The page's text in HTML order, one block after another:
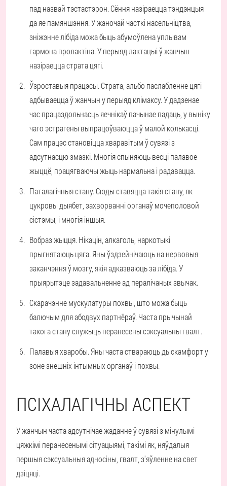
пад назвай тэстастэрон. Сёння назіраецца тэндэнцыя
да яе памяншэння. У жаночай часткі насельніцтва,
зніжэнне лібіда можа быць абумоўлена уплывам
гармона пролактіна. У перыяд лактацыі ў жанчын
назіраецца страта цягі.
Ўзроставыя працэсы.Страта, альбо паслабленне цягі
адбываецца ў жанчын у перыяд клімаксу. У дадзенае
час працаздольнасць яечнікаў пачынае падаць, у выніку
чаго эстрагены выпрацоўваюцца ў малой колькасці.
Сам працэс становіцца хваравітым ў сувязі з
адсутнасцю змазкі. Многія спыняюць весці палавое
жыццё, працягваючы жыць нармальна і радавацца.
Паталагічныя стану.Сюды ставяцца такія стану, як
цукровы дыябет, захворванні органаў мочеполовой
сістэмы, і многія іншыя.
Вобраз жыцця. Нікацін, алкаголь, наркотыкі
прыгнятаюць цяга. Яны ўздзейнічаюць на нервовыя
заканчэння ў мозгу, якія адказваюць за лібіда. У
прыярытэце задавальненне ад пералічаных звычак.
Скарачэнне мускулатуры похвы , што можа быць
балючым для абодвух партнёраў. Часта прычынай
такога стану служыць перанесены сэксуальны гвалт.
Палавыя хваробы. Яны часта ствараюць дыскамфорт у
зоне знешніх інтымных органаў і похвы.
ПСІХАЛАГІЧНЫ АСПЕКТ
У жанчын часта адсутнічае жаданне ў сувязі з мінулымі
цяжкімі перанесенымі сітуацыямі, такімі як, няўдалыя
першыя сэксуальныя адносіны, гвалт, з'яўленне на свет
дзіцяці.